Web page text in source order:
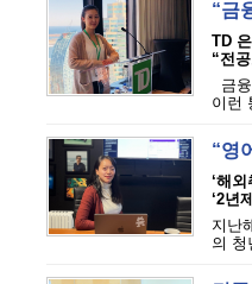
“금
TD
“전
금
이런
“영
‘해
‘2년
지난
의 청